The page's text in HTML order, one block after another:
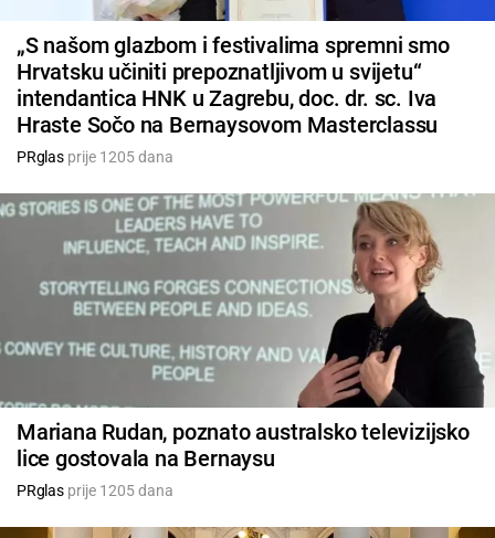
„S našom glazbom i festivalima spremni smo
Hrvatsku učiniti prepoznatljivom u svijetu“
intendantica HNK u Zagrebu, doc. dr. sc. Iva
Hraste Sočo na Bernaysovom Masterclassu
PRglasprije 1205 dana
Mariana Rudan, poznato australsko televizijsko
lice gostovala na Bernaysu
PRglasprije 1205 dana